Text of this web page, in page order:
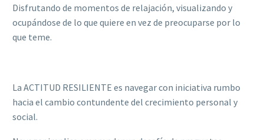
Disfrutando de momentos de relajación, visualizando y
ocupándose de lo que quiere en vez de preocuparse por lo
que teme.
La ACTITUD RESILIENTE es navegar con iniciativa rumbo
hacia el cambio contundente del crecimiento personal y
social.